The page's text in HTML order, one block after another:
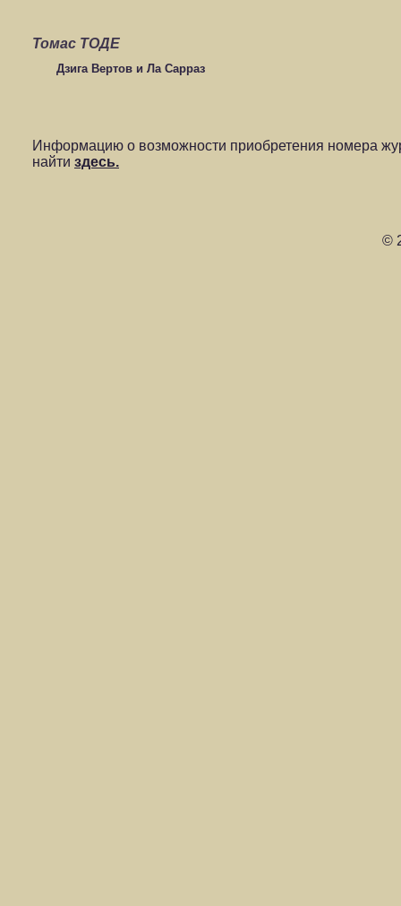
Томас ТОДЕ
Дзига Вертов и Ла Сарраз
Информацию о возможности приобретения номера
найти здесь.
©